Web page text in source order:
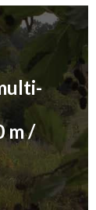
m /